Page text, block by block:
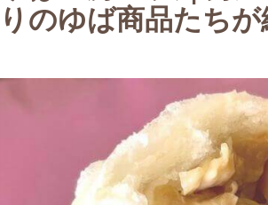
りのゆば商品たち